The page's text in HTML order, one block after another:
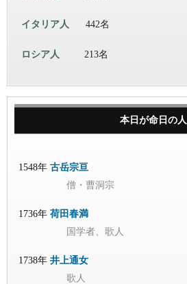
イタリア人 442名
ロシア人 213名
本日が命日の人
1548年 古岳宗亘
僧・曹洞宗
1736年 荷田春満
国学者、歌人
1738年 井上通女
歌人